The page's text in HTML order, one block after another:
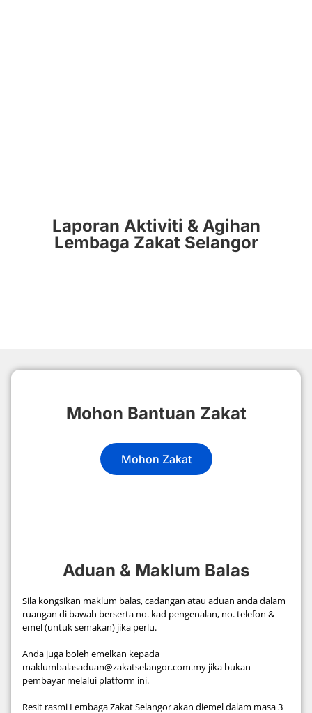
Laporan Aktiviti & Agihan
Lembaga Zakat Selangor
Mohon Bantuan Zakat
Mohon Zakat
Aduan & Maklum Balas
Sila kongsikan maklum balas, cadangan atau aduan anda dalam
ruangan di bawah berserta no. kad pengenalan, no. telefon &
emel (untuk semakan) jika perlu.
Anda juga boleh emelkan kepada
maklumbalasaduan@zakatselangor.com.my jika bukan
pembayar melalui platform ini.
Resit rasmi Lembaga Zakat Selangor akan diemel dalam masa 3